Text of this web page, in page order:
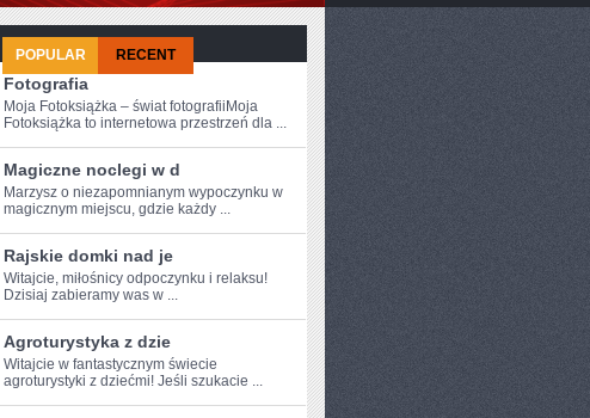
POPULAR RECENT
Fotografia
Moja Fotoksiążka – świat fotografiiMoja
Fotoksiążka to internetowa przestrzeń dla ...
Magiczne noclegi w d
Marzysz o niezapomnianym wypoczynku w
magicznym miejscu, gdzie każdy ...
Rajskie domki nad je
Witajcie, miłośnicy odpoczynku i relaksu!⁢
Dzisiaj zabieramy​ was w ...
Agroturystyka z dzie
Witajcie w fantastycznym świecie
agroturystyki z dziećmi! Jeśli szukacie‌ ...